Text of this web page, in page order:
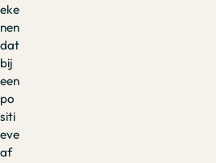
eke
nen
dat
bij
een
po
siti
eve
af